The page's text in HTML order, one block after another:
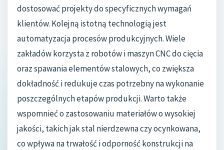
dostosować projekty do specyficznych wymagań
klientów. Kolejną istotną technologią jest
automatyzacja procesów produkcyjnych. Wiele
zakładów korzysta z robotów i maszyn CNC do cięcia
oraz spawania elementów stalowych, co zwiększa
dokładność i redukuje czas potrzebny na wykonanie
poszczególnych etapów produkcji. Warto także
wspomnieć o zastosowaniu materiałów o wysokiej
jakości, takich jak stal nierdzewna czy ocynkowana,
co wpływa na trwałość i odporność konstrukcji na